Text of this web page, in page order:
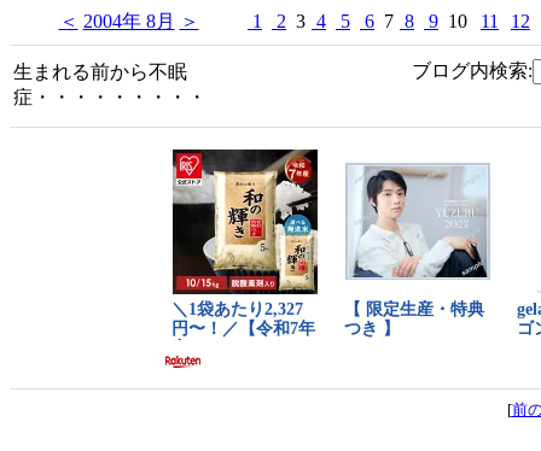
＜ 2004年 8月 ＞ 1 2 3 4 5 6 7 8 9 10 11 12
生まれる前から不眠
症・・・・・・・・・
ブログ内検索:
[前